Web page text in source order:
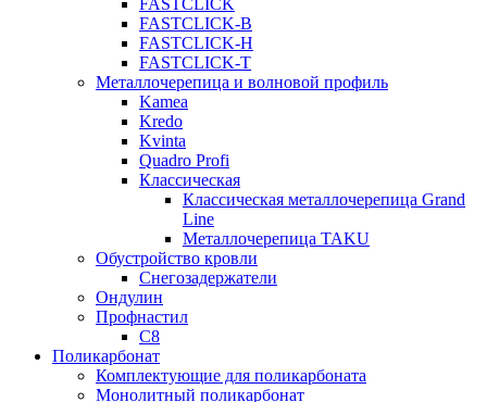
FASTCLICK
FASTCLICK-B
FASTCLICK-H
FASTCLICK-T
Металлочерепица и волновой профиль
Kamea
Kredo
Kvinta
Quadro Profi
Классическая
Классическая металлочерепица Grand
Line
Металлочерепица TAKU
Обустройство кровли
Снегозадержатели
Ондулин
Профнастил
С8
Поликарбонат
Комплектующие для поликарбоната
Монолитный поликарбонат